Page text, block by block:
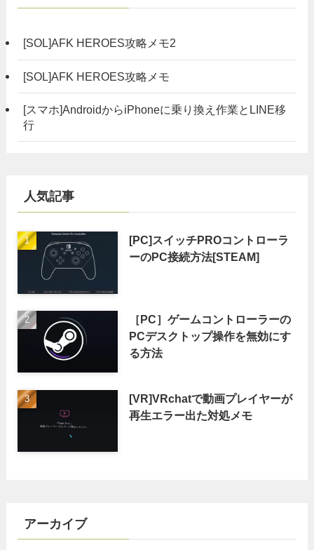
[SOL]AFK HEROES攻略メモ2
[SOL]AFK HEROES攻略メモ
[スマホ]AndroidからiPhoneに乗り換え作業とLINE移
行
人気記事
[PC]スイッチPROコントローラ
ーのPC接続方法[STEAM]
［PC］ゲームコントローラーの
PCデスクトップ操作を無効にす
る方法
[VR]VRchatで動画プレイヤーが
再生エラー出た対処メモ
アーカイブ